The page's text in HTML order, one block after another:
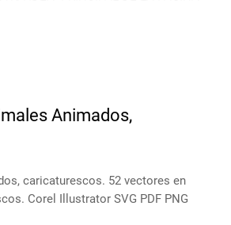
Animados,
caricaturescos. 52 vectores en
Corel Illustrator SVG PDF PNG